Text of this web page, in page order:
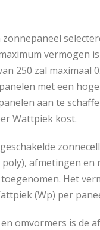
vermogen
250 zal maximaal
met een
aan te
Wattpiek kost.
afmetingen en
Het
(Wp) per
omvormers is de